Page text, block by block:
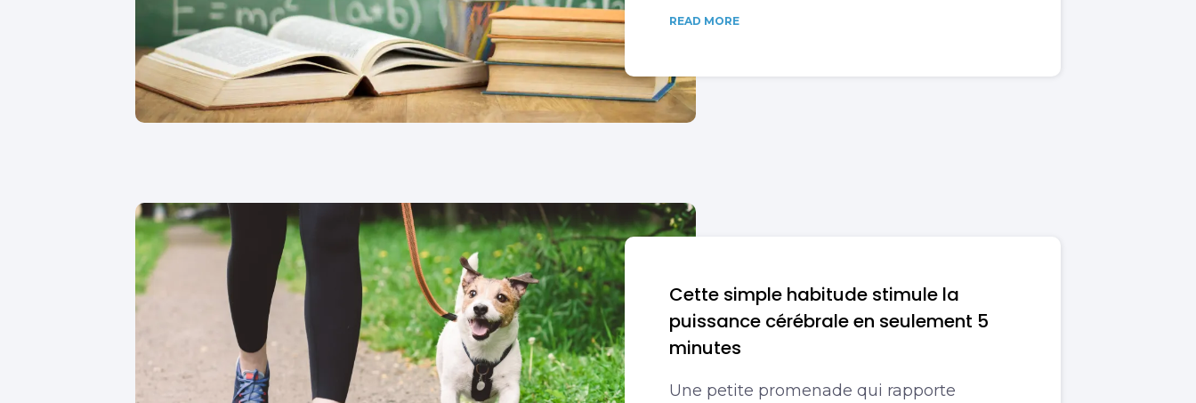
READ MORE
Cette simple habitude stimule la
puissance cérébrale en seulement 5
minutes
Une petite promenade qui rapporte